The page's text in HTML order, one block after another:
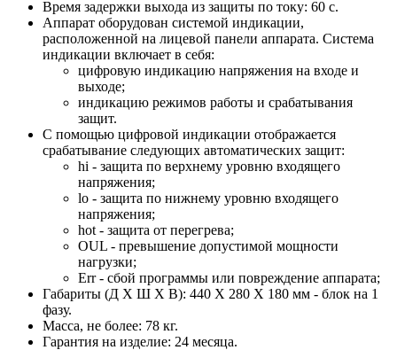
Время задержки выхода из защиты по току: 60 с.
Аппарат оборудован системой индикации,
расположенной на лицевой панели аппарата. Система
индикации включает в себя:
цифровую индикацию напряжения на входе и
выходе;
индикацию режимов работы и срабатывания
защит.
С помощью цифровой индикации отображается
срабатывание следующих автоматических защит:
hi - защита по верхнему уровню входящего
напряжения;
lo - защита по нижнему уровню входящего
напряжения;
hot - защита от перегрева;
OUL - превышение допустимой мощности
нагрузки;
Err - сбой программы или повреждение аппарата;
Габариты (Д Х Ш Х В): 440 X 280 X 180 мм - блок на 1
фазу.
Масса, не более: 78 кг.
Гарантия на изделие: 24 месяца.